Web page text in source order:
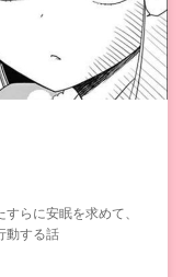
らに安眠を求めて、
動する話